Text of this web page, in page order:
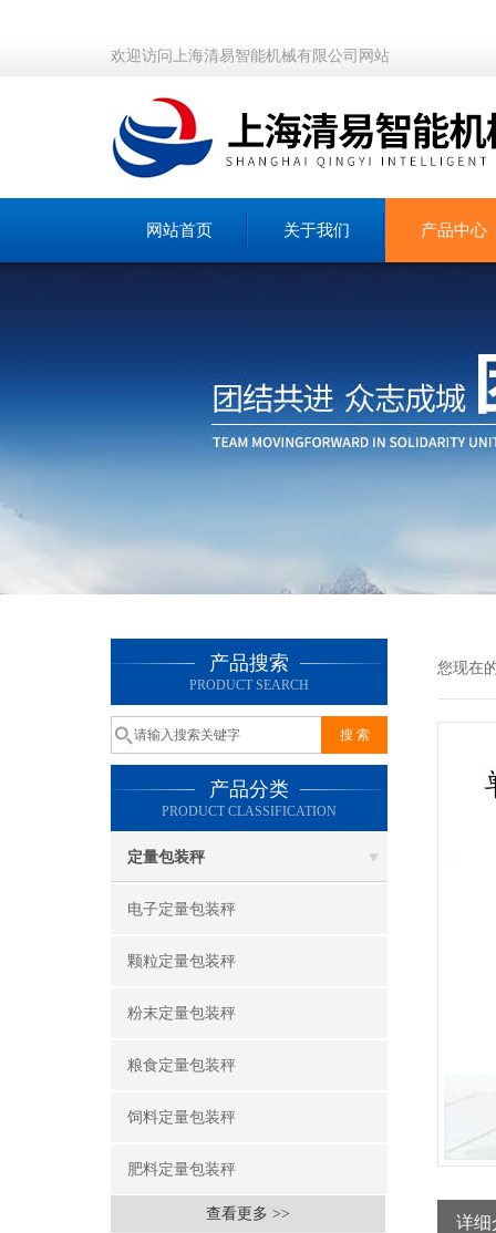
欢迎访问上海清易智能机械有限公司网站
网站首页 关于我们 产品中心
产品搜索
PRODUCT SEARCH
产品分类
PRODUCT CLASSIFICATION
定量包装秤
电子定量包装秤
颗粒定量包装秤
粉末定量包装秤
粮食定量包装秤
饲料定量包装秤
肥料定量包装秤
查看更多 >>
您现在
详细